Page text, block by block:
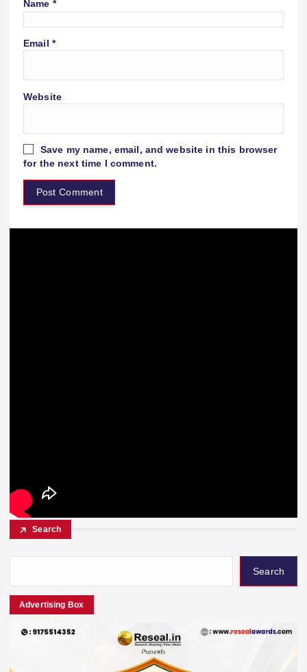
Name *
Email *
Website
Save my name, email, and website in this browser
for the next time I comment.
Search
Search
Advertising Box